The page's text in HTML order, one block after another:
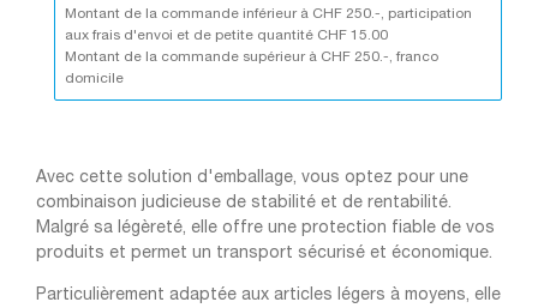
Montant de la commande inférieur à CHF 250.-, participation
aux frais d'envoi et de petite quantité CHF 15.00
Montant de la commande supérieur à CHF 250.-, franco
domicile
Avec cette solution d'emballage, vous optez pour une
combinaison judicieuse de stabilité et de rentabilité.
Malgré sa légèreté, elle offre une protection fiable de vos
produits et permet un transport sécurisé et économique.
Particulièrement adaptée aux articles légers à moyens, elle